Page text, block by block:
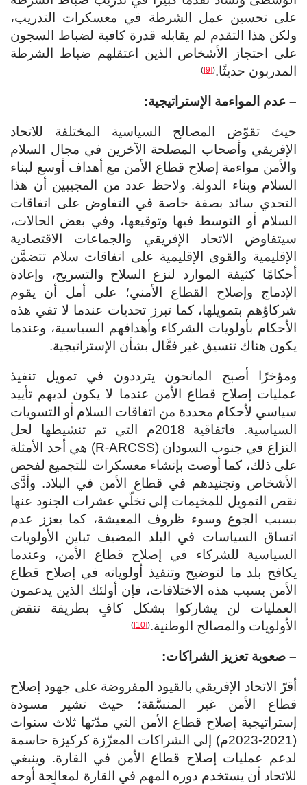
على تحسين عمل الشرطة في معسكرات التدريب،
ولكن هذا التقدم لم يقابله قدرة كافية لضباط السجون
على احتجاز الأشخاص الذين اعتقلهم ضباط الشرطة
المدربون حديثًا.(
[9]
)
– عدم المواءمة الإستراتيجية:
حيث تقوّض المصالح السياسية المختلفة للاتحاد
الإفريقي وأصحاب المصلحة الآخرين في مجال السلام
والأمن مواءمة إصلاح قطاع الأمن مع أهداف أوسع لبناء
السلام وبناء الدولة. ولاحظ عدد من المجيبين أن هذا
التحدي سائد بصفة خاصة في التفاوض على اتفاقات
السلام أو التوسط فيها وتوقيعها، وفي بعض الحالات،
سيتفاوض الاتحاد الإفريقي والجماعات الاقتصادية
الإقليمية والقوى الإقليمية على اتفاقات سلام تتضمَّن
أحكامًا كثيفة الموارد لنزع السلاح والتسريح، وإعادة
الإدماج وإصلاح القطاع الأمني؛ على أمل أن يقوم
شركاؤهم بتمويلها، كما تبرز تحديات عندما لا تفي هذه
الأحكام بأولويات الشركاء وأهدافهم السياسية، وعندما
يكون هناك تنسيق غير فعَّال بشأن الإستراتيجية.
ومؤخرًا أصبح المانحون يترددون في تمويل تنفيذ
عمليات إصلاح قطاع الأمن عندما لا يكون لديهم تأييد
سياسي لأحكام محددة من اتفاقات السلام أو التسويات
السياسية. فاتفاقية 2018م التي تم تنشيطها لحل
النزاع في جنوب السودان (R-ARCSS) هي أحد الأمثلة
على ذلك، كما أوصت بإنشاء معسكرات للتجميع لفحص
الأشخاص وتجنيدهم في قطاع الأمن في البلاد. وأدَّى
نقص التمويل للمخيمات إلى تخلّي عشرات الجنود عنها
بسبب الجوع وسوء ظروف المعيشة، كما يعزز عدم
اتساق السياسات في البلد المضيف تباين الأولويات
السياسية للشركاء في إصلاح قطاع الأمن، وعندما
يكافح بلد ما لتوضيح وتنفيذ أولوياته في إصلاح قطاع
الأمن بسبب هذه الاختلافات، فإن أولئك الذين يدعمون
العمليات لن يشاركوا بشكل كافٍ بطريقة تنقض
الأولويات والمصالح الوطنية.(
[10]
)
– صعوبة تعزيز الشراكات:
أقرّ الاتحاد الإفريقي بالقيود المفروضة على جهود إصلاح
قطاع الأمن غير المنسَّقة؛ حيث تشير مسودة
إستراتيجية إصلاح قطاع الأمن التي مدّتها ثلاث سنوات
(2021-2023م) إلى الشراكات المعزّزة كركيزة حاسمة
لدعم عمليات إصلاح قطاع الأمن في القارة. وينبغي
للاتحاد أن يستخدم دوره المهم في القارة لمعالجة أوجه